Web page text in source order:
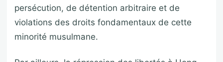
persécution, de détention arbitraire et de
violations des droits fondamentaux de cette
minorité musulmane.